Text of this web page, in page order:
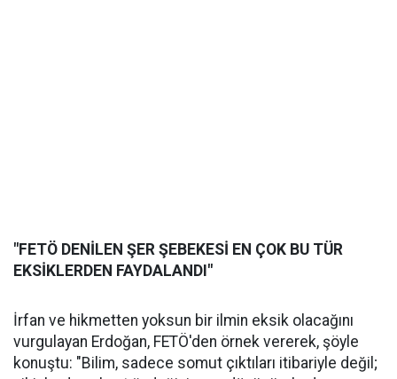
"FETÖ DENİLEN ŞER ŞEBEKESİ EN ÇOK BU TÜR
EKSİKLERDEN FAYDALANDI"
İrfan ve hikmetten yoksun bir ilmin eksik olacağını
vurgulayan Erdoğan, FETÖ'den örnek vererek, şöyle
konuştu: "Bilim, sadece somut çıktıları itibariyle değil;